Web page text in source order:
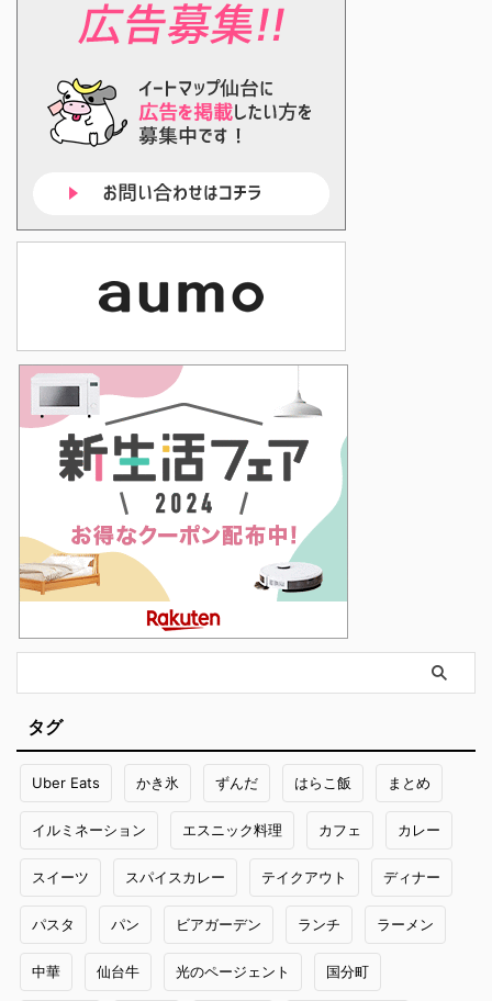
タグ
Uber Eats かき氷 ずんだ はらこ飯 まとめ
イルミネーション エスニック料理 カフェ カレー
スイーツ スパイスカレー テイクアウト ディナー
パスタ パン ビアガーデン ランチ ラーメン
中華 仙台牛 光のページェント 国分町